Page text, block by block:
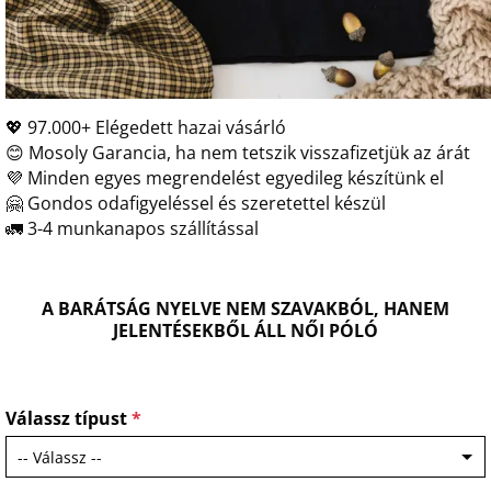
💖 97.000+ Elégedett hazai vásárló
😊 Mosoly Garancia, ha nem tetszik visszafizetjük az árát
💜 Minden egyes megrendelést egyedileg készítünk el
🤗 Gondos odafigyeléssel és szeretettel készül
🚛 3-4 munkanapos szállítással
A BARÁTSÁG NYELVE NEM SZAVAKBÓL, HANEM
JELENTÉSEKBŐL ÁLL NŐI PÓLÓ
Válassz típust*